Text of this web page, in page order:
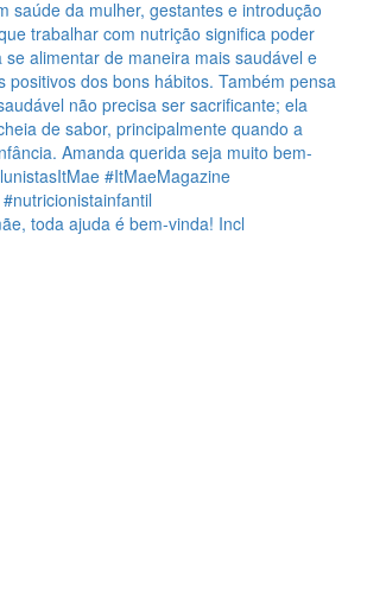
toda ajuda é bem-vinda! Incl